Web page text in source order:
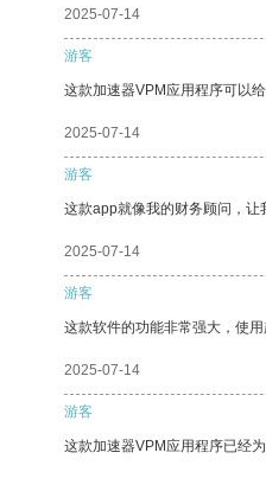
2025-07-14
游客
这款加速器VPM应用程序可以
2025-07-14
游客
这款app就像我的财务顾问，让
2025-07-14
游客
这款软件的功能非常强大，使用
2025-07-14
游客
这款加速器VPM应用程序已经